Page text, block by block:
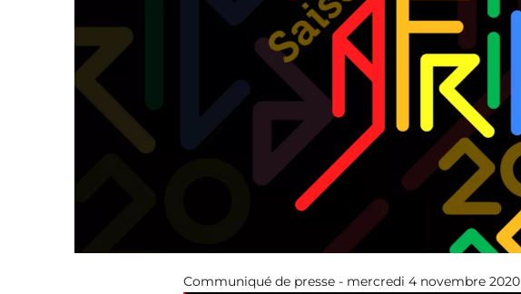
Communiqué de presse - mercredi 4 novembre 2020